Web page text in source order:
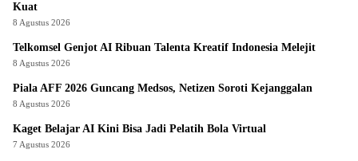
Kuat
8 Agustus 2026
Telkomsel Genjot AI Ribuan Talenta Kreatif Indonesia Melejit
8 Agustus 2026
Piala AFF 2026 Guncang Medsos, Netizen Soroti Kejanggalan
8 Agustus 2026
Kaget Belajar AI Kini Bisa Jadi Pelatih Bola Virtual
7 Agustus 2026